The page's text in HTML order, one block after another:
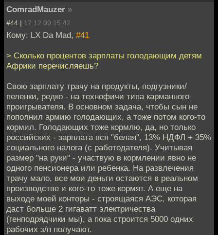
ComradMauzer »
#44 | 17.12.09 15:42
Кому: LX Da Mad, #41
> Сколько процентов зарплаты голодающим детям
Африки перечисляешь?
Свою зарплату трачу на продукты, подгузники/
пеленки, редко - на технофичи типа карманного
проигрывателя. В основном задача, чтобы сын не
пополнил армию голодающих, а тоже потом кого-то
кормил. Голодающих тоже кормлю, да, но только
российских - зарплата вся "белая", 13% НДФЛ + 35%
социального налога (с работодателя). Учитывая
размер "на руки" - участвую в кормлении явно не
одного пенсионера или ребенка. На развлечения
трачу мало, все мои деньги остаются в реальном
производстве и кого-то тоже кормят. А еще на
выходе моей конторы - строящаяся АЭС, которая
даст больше 2 гигаватт электричества
(генподрядчики мы), а пока строится 5000 одних
рабочих з/п получают.